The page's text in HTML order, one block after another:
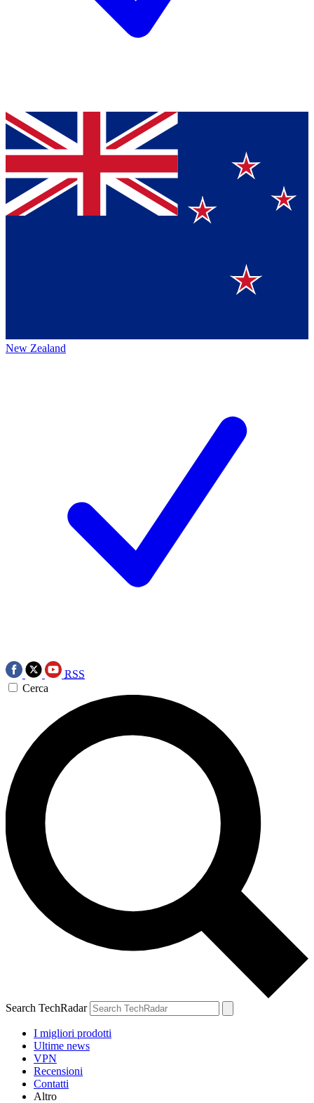
New Zealand
RSS
Cerca
Search TechRadar
I migliori prodotti
Ultime news
VPN
Recensioni
Contatti
Altro